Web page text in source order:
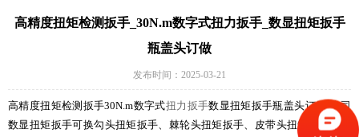
高精度扭矩检测扳手_30N.m数字式扭力扳手_数显扭矩扳手
瓶盖头订做
发布时间：2025-03-21
高精度扭矩检测扳手30N.m数字式扭力扳手数显扭矩扳手瓶盖头订做:本司
数显扭矩扳手可换勾头扭矩扳手、棘轮头扭矩扳手、皮带头扭矩扳手、管